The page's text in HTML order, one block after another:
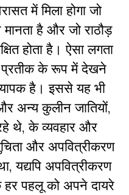
में मिला होगा जो
है और जो राठौड़
होता है। ऐसा लगता
प्रतीक के रूप में देखने
है। इससे यह भी
अन्य कुलीन जातियों,
थे, के व्यवहार और
और अपवित्रीकरण
यद्यपि अपवित्रीकरण
हर पहलू को अपने दायरे